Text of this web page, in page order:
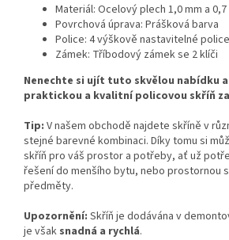
Materiál: Ocelový plech 1,0 mm a 0,7
Povrchová úprava: Prášková barva
Police: 4 výškově nastavitelné
Zámek: Tříbodový zámek se 2 klíči
Nenechte si ujít tuto skvělou nabídku
praktickou a kvalitní policovou skříň
Tip: V našem obchodě najdete skříně v
stejné barevné kombinaci. Díky tomu si
skříň pro váš prostor a potřeby, ať už
řešení do menšího bytu, nebo prostornou
předměty.
Upozornění: Skříň je dodávána v
je však snadná a rychlá.